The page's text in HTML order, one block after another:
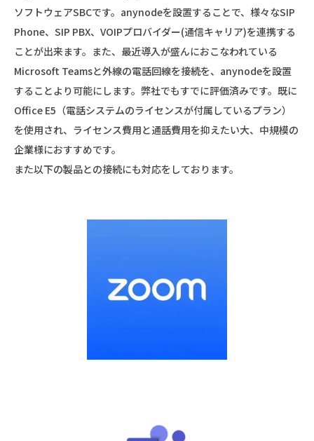
ソフトウェアSBCです。anynodeを設置することで、様々なSIP
Phone、SIP PBX、VOIPプロバイダー(通信キャリア)を連携する
ことが出来ます。また、最近導入が盛んにおこなわれている
Microsoft Teamsと外線の電話回線を接続を、anynodeを設置
することより可能にします。弊社でもすでに評価済みです。既に
Office E5（電話システムのライセンスが付属しているプラン）
を使用され、ライセンス費用と通話費用を抑えたい大、中規模の
企業様におすすめです。
また以下の製品との接続にも対応をしております。